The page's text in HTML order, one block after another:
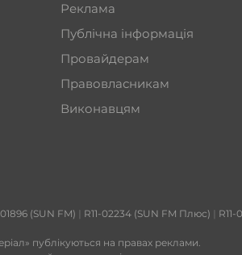
Реклама
Публічна інформація
Провайдерам
Правовласникам
Виконавцям
(SUN FM) | R11-02234 (SUN FM Плюс) |
публікуються на правах реклами.